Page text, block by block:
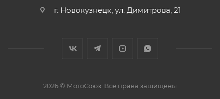
г. Новокузнецк, ул. Димитрова, 21
2026 © МотоСоюз. Все права защищены